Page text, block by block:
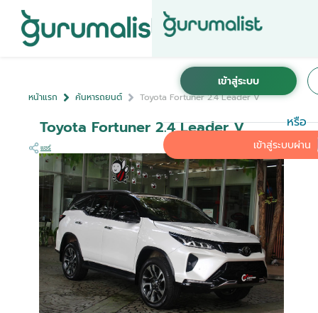
หรือ
เข้าสู่ระบบผ่าน
หน้าแรก ค้นหารถยนต์ Toyota Fortuner 2.4 Leader V
Toyota Fortuner 2.4 Leader V
แชร์